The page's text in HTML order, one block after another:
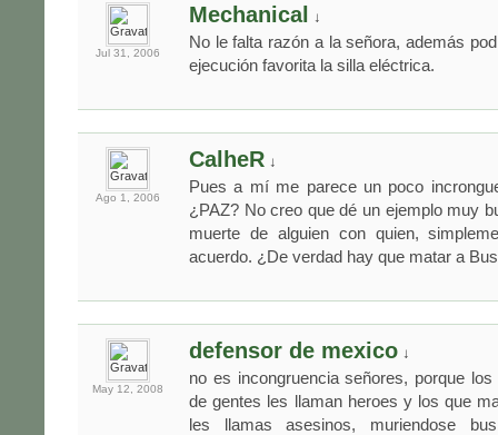
Jul 31, 2006
Mechanical ↓
No le falta razón a la señora, además
ejecución favorita la silla eléctrica.
Ago 1, 2006
CalheR ↓
Pues a mí me parece un poco
¿PAZ? No creo que dé un ejemplo muy
muerte de alguien con quien,
acuerdo. ¿De verdad hay que matar a
May 12, 2008
defensor de mexico ↓
no es incongruencia señores, porque
de gentes les llaman heroes y los que
les llamas asesinos, muriendose